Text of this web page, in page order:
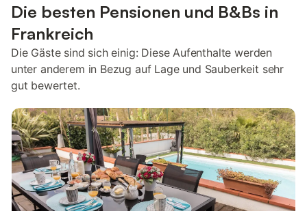
Die besten Pensionen und B&Bs in
Frankreich
Die Gäste sind sich einig: Diese Aufenthalte werden
unter anderem in Bezug auf Lage und Sauberkeit sehr
gut bewertet.